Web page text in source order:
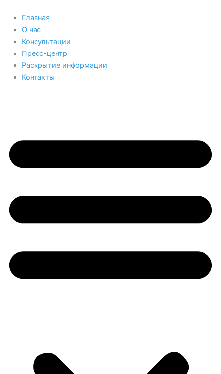
содержимому
Главная
О нас
Консультации
Пресс-центр
Раскрытие информации
Контакты